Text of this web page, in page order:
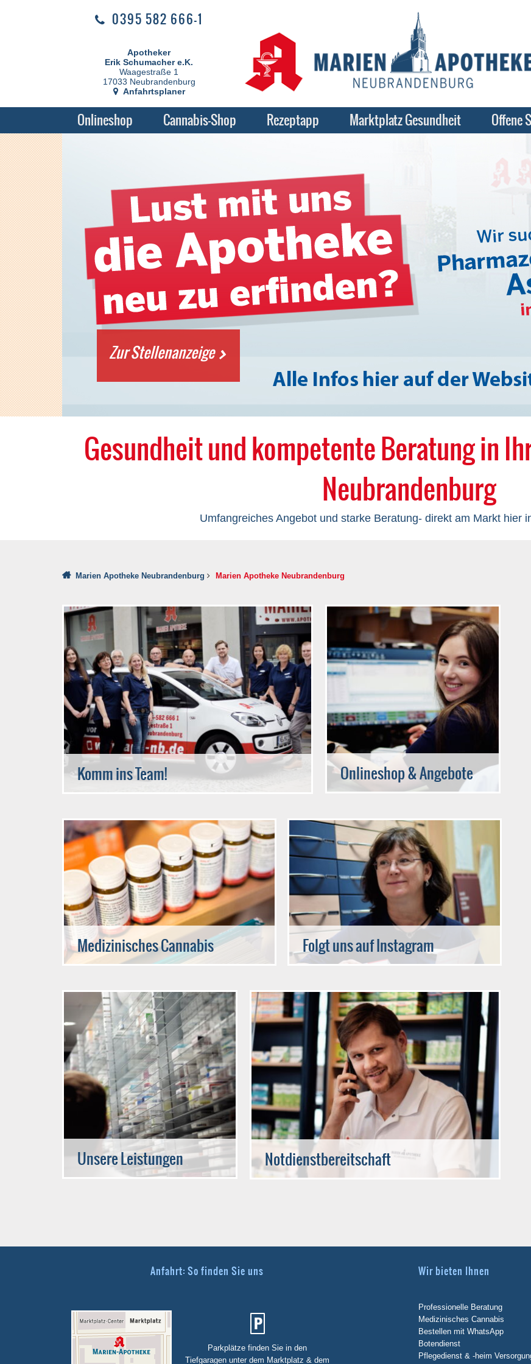
0395 582 666-1
Apotheker
Erik Schumacher e.K.
Waagestraße 1
17033 Neubrandenburg
Anfahrtsplaner
Onlineshop Cannabis-Shop Rezeptapp Marktplatz Gesundheit Offene
Zur Stellenanzeige
Stellensuche Apotheker
Gesundheit und kompetente Beratung in
Neubrandenburg
Umfangreiches Angebot und starke Beratung- direkt am Markt hier
Marien Apotheke Neubrandenburg Marien Apotheke Neubrandenburg
Komm ins Team! Onlineshop & Angebote
Medizinisches Cannabis Folgt uns auf Instagram
Unsere Leistungen Notdienstbereitschaft
Anfahrt: So finden Sie uns
Parkplätze finden Sie in den
Tiefgaragen unter dem Marktplatz & dem
Wir bieten Ihnen
Professionelle Beratung
Medizinisches Cannabis
Bestellen mit WhatsApp
Botendienst
Pflegedienst & -heim